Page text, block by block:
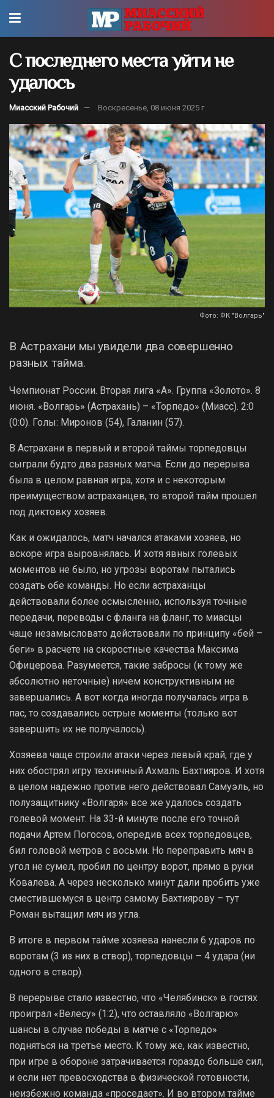
С последнего места уйти не
удалось
Миасский Рабочий Воскресенье, 08 июня 2025 г.
Фото: ФК "Волгарь"
В Астрахани мы увидели два совершенно
разных тайма.
Чемпионат России. Вторая лига «А». Группа «Золото». 8
июня. «Волгарь» (Астрахань) – «Торпедо» (Миасс). 2:0
(0:0). Голы: Миронов (54), Галанин (57).
В Астрахани в первый и второй таймы торпедовцы
сыграли будто два разных матча. Если до перерыва
была в целом равная игра, хотя и с некоторым
преимуществом астраханцев, то второй тайм прошел
под диктовку хозяев.
Как и ожидалось, матч начался атаками хозяев, но
вскоре игра выровнялась. И хотя явных голевых
моментов не было, но угрозы воротам пытались
создать обе команды. Но если астраханцы
действовали более осмысленно, используя точные
передачи, переводы с фланга на фланг, то миасцы
чаще незамысловато действовали по принципу «бей –
беги» в расчете на скоростные качества Максима
Офицерова. Разумеется, такие забросы (к тому же
абсолютно неточные) ничем конструктивным не
завершались. А вот когда иногда получалась игра в
пас, то создавались острые моменты (только вот
завершить их не получалось).
Хозяева чаще строили атаки через левый край, где у
них обострял игру техничный Ахмаль Бахтияров. И хотя
в целом надежно против него действовал Самуэль, но
полузащитнику «Волгаря» все же удалось создать
голевой момент. На 33-й минуте после его точной
подачи Артем Погосов, опередив всех торпедовцев,
бил головой метров с восьми. Но переправить мяч в
угол не сумел, пробил по центру ворот, прямо в руки
Ковалева. А через несколько минут дали пробить уже
сместившемуся в центр самому Бахтиярову – тут
Роман вытащил мяч из угла.
В итоге в первом тайме хозяева нанесли 6 ударов по
воротам (3 из них в створ), торпедовцы – 4 удара (ни
одного в створ).
В перерыве стало известно, что «Челябинск» в гостях
проиграл «Велесу» (1:2), что оставляло «Волгарю»
шансы в случае победы в матче с «Торпедо»
подняться на третье место. К тому же, как известно,
при игре в обороне затрачивается гораздо больше сил,
и если нет превосходства в физической готовности,
неизбежно команда «проседает». И во втором тайме